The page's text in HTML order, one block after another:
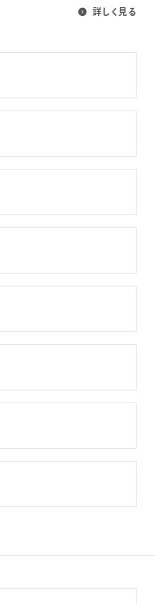
詳しく見る